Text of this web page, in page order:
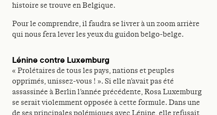
histoire se trouve en Belgique.
Pour le comprendre, il faudra se livrer à un zoom arrière
qui nous fera lever les yeux du guidon belgo-belge.
Lénine contre Luxemburg
« Prolétaires de tous les pays, nations et peuples
opprimés, unissez-vous ! ». Si elle n’avait pas été
assassinée à Berlin l’année précédente, Rosa Luxemburg
se serait violemment opposée à cette formule. Dans une
de ses principales polémiques avec Lénine, elle refusait